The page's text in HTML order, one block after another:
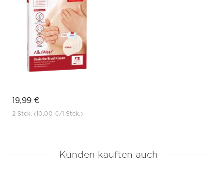
19,99 €
2 Stck. (10,00 €/1 Stck.)
Kunden kauften auch